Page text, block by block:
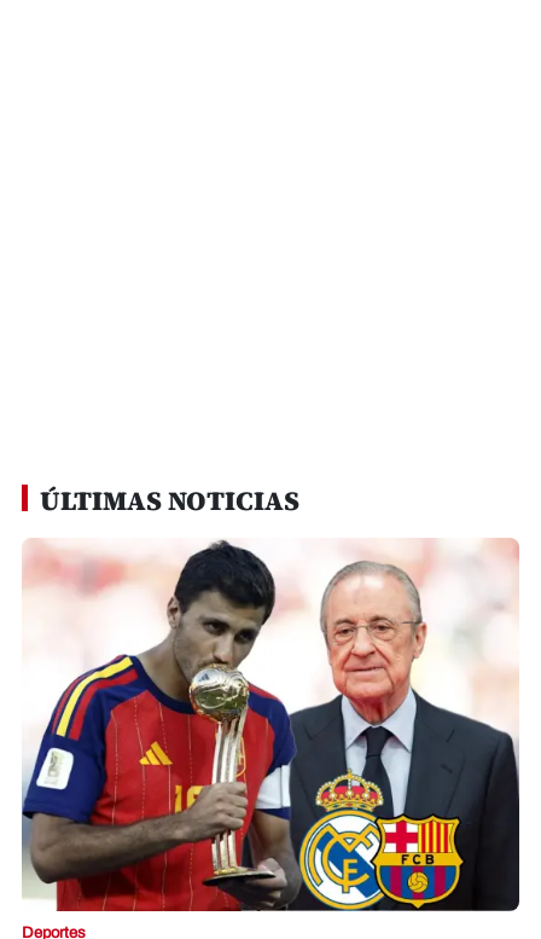
ÚLTIMAS NOTICIAS
Deportes